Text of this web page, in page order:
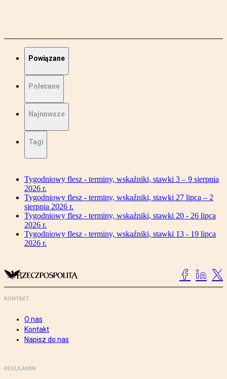
Powiązane
Polecane
Najnowsze
Tagi
Tygodniowy flesz - terminy, wskaźniki, stawki 3 – 9 sierpnia
2026 r.
Tygodniowy flesz - terminy, wskaźniki, stawki 27 lipca – 2
sierpnia 2026 r.
Tygodniowy flesz - terminy, wskaźniki, stawki 20 - 26 lipca
2026 r.
Tygodniowy flesz - terminy, wskaźniki, stawki 13 - 19 lipca
2026 r.
KONTAKT
O nas
Kontakt
Napisz do nas
REGULAMIN